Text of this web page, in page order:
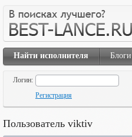
Найти исполнителя Блоги
Логин:
Регистрация
Пользователь viktiv